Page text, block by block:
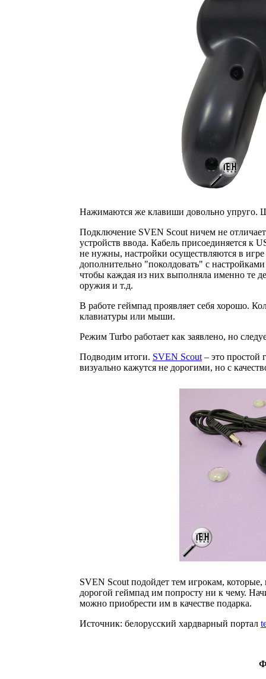
Нажимаются же клавиши довольно
Подключение SVEN Scout ничем не
устройств ввода. Кабель присоединяется к
не нужны, настройки осуществляются в игре
дополнительно "поколдовать" с
чтобы каждая из них выполняла именно те
оружия и т.д.
В работе геймпад проявляет себя хорошо.
клавиатуры или мыши.
Режим Turbo работает как заявлено, но
Подводим итоги. SVEN Scout– это простой
визуально кажутся не дорогими, но с
SVEN Scout подойдет тем игрокам,
дорогой геймпад им попросту ни к чему.
можно приобрести им в качестве подарка.
Источник: белорусский хардварный портал